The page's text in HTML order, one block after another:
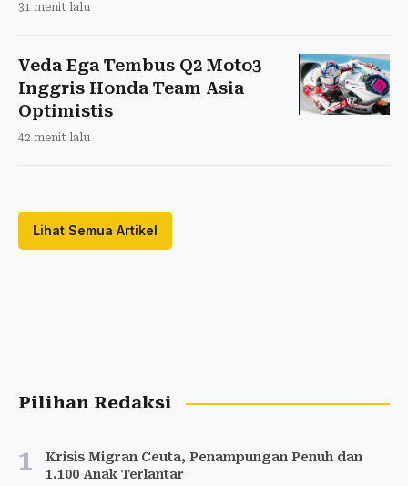
31 menit lalu
Veda Ega Tembus Q2 Moto3
Inggris Honda Team Asia
Optimistis
42 menit lalu
Lihat Semua Artikel
Pilihan Redaksi
1
Krisis Migran Ceuta, Penampungan Penuh dan
1.100 Anak Terlantar